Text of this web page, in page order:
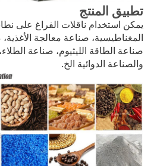
تطبيق المنتج
يمكن استخدام ناقلات الفراغ على
المغناطيسية، صناعة معالجة
صناعة الطاقة الليثيوم، صناعة
والصناعة الدوائية الخ.